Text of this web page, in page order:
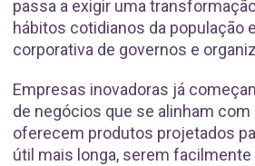
passa a exigir uma
hábitos cotidianos da população
corporativa de governos e
Empresas inovadoras já
de negócios que se alinham
oferecem produtos projetados
útil mais longa, serem facilmente